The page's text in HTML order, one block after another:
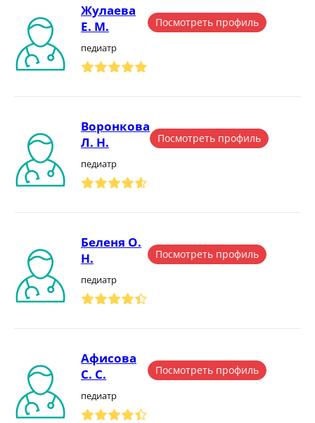
Жулаева
Е. М.
педиатр
Посмотреть профиль
Воронкова
Л. Н.
педиатр
Посмотреть профиль
Беленя О.
Н.
педиатр
Посмотреть профиль
Афисова
С. С.
педиатр
Посмотреть профиль